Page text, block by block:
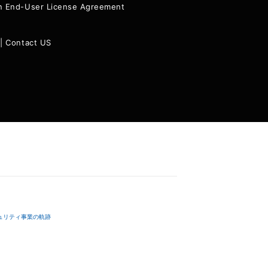
End-User License Agreement
Contact US
リティ事業の軌跡